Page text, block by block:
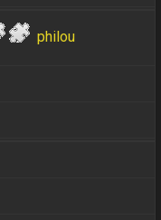
philou